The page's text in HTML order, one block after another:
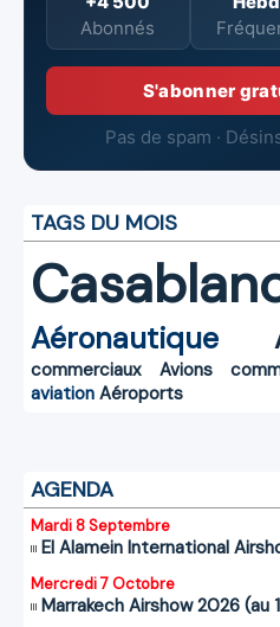
Abonnés
S'abonner
Pas de spam ·
TAGS DU MOIS
Aéronautique
commerciaux
Avions
aviation Aéroports
AGENDA
Mardi 8 Septembre
El Alamein International
Mercredi 7 Octobre
Marrakech Airshow 2026 (au